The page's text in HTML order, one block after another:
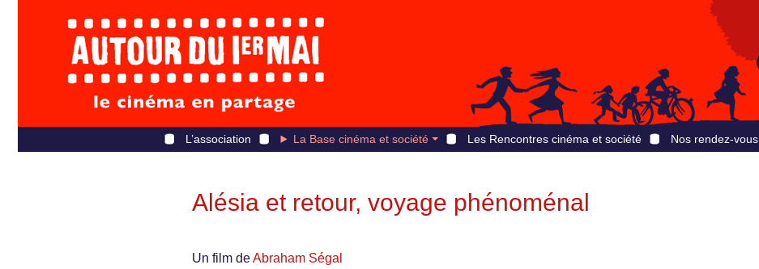
L’association La Base cinéma et société Les Rencontres cinéma et société Nos rendez-vous
Alésia et retour, voyage phénoménal
Un film deAbraham Ségal